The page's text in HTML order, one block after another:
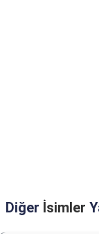
Diğer İsimler